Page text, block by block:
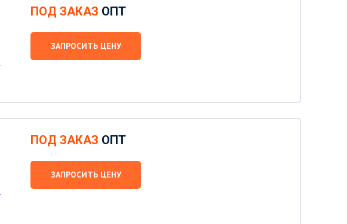
ПОД ЗАКАЗ ОПТ
ЗАПРОСИТЬ ЦЕНУ
ПОД ЗАКАЗ ОПТ
ЗАПРОСИТЬ ЦЕНУ